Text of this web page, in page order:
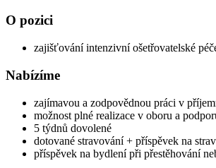
O pozici
zajišťování intenzivní ošetřovatelské
Nabízíme
zajímavou a zodpovědnou práci v
možnost plné realizace v oboru a
5 týdnů dovolené
dotované stravování + příspěvek na
příspěvek na bydlení při přestěhování